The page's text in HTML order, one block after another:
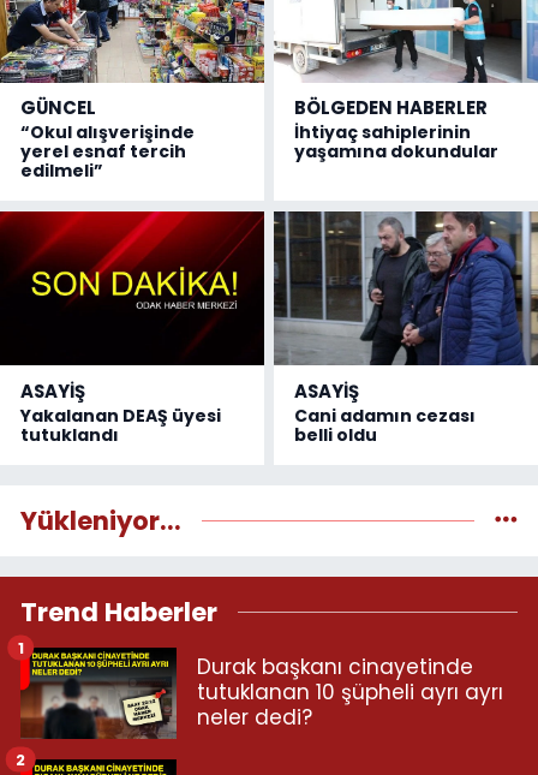
GÜNCEL
“Okul alışverişinde
yerel esnaf tercih
edilmeli”
BÖLGEDEN HABERLER
İhtiyaç sahiplerinin
yaşamına dokundular
ASAYİŞ
Yakalanan DEAŞ üyesi
tutuklandı
ASAYİŞ
Cani adamın cezası
belli oldu
Yükleniyor...
Trend Haberler
Durak başkanı cinayetinde
tutuklanan 10 şüpheli ayrı ayrı
neler dedi?
1
2